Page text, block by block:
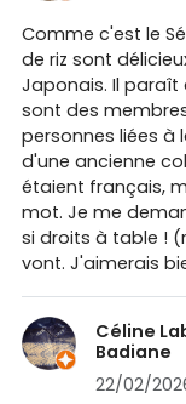
Comme c'est le
de riz sont
Japonais. Il paraît
sont des
personnes liées à
d'une ancienne
étaient français,
mot. Je me
si droits à table !
vont. J'aimerais
Céline
Badiane
22/02/